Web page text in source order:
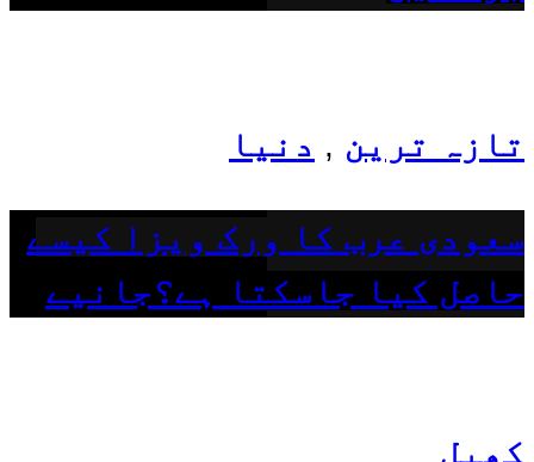
تازہ ترین , دنیا
سعودی عرب کا ورک ویزا کیسے
حاصل کیا جاسکتا ہے؟جانیے
کھیل